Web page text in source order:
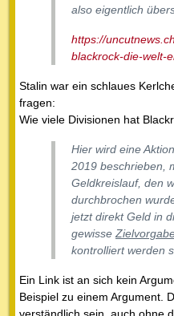
also eigentlich
https://
blackrock-die-welt-
Stalin war ein schlaues
fragen:
Wie viele Divisionen hat
Hier wird eine
2019 beschrieben,
Geldkreislauf, den
durchbrochen
jetzt direkt Geld in
gewisse
kontrolliert werden
Ein Link ist an sich kein
Beispiel zu einem Argument.
verständlich sein, auch ohne